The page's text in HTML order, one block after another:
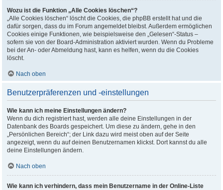
Wozu ist die Funktion „Alle Cookies löschen“?
„Alle Cookies löschen“ löscht die Cookies, die phpBB erstellt hat und die
dafür sorgen, dass du im Forum angemeldet bleibst. Außerdem ermöglichen
Cookies einige Funktionen, wie beispielsweise den „Gelesen“-Status –
sofern sie von der Board-Administration aktiviert wurden. Wenn du Probleme
bei der An- oder Abmeldung hast, kann es helfen, wenn du die Cookies
löscht.
Nach oben
Benutzerpräferenzen und -einstellungen
Wie kann ich meine Einstellungen ändern?
Wenn du dich registriert hast, werden alle deine Einstellungen in der
Datenbank des Boards gespeichert. Um diese zu ändern, gehe in den
„Persönlichen Bereich“; der Link dazu wird meist oben auf der Seite
angezeigt, wenn du auf deinen Benutzernamen klickst. Dort kannst du alle
deine Einstellungen ändern.
Nach oben
Wie kann ich verhindern, dass mein Benutzername in der Online-Liste